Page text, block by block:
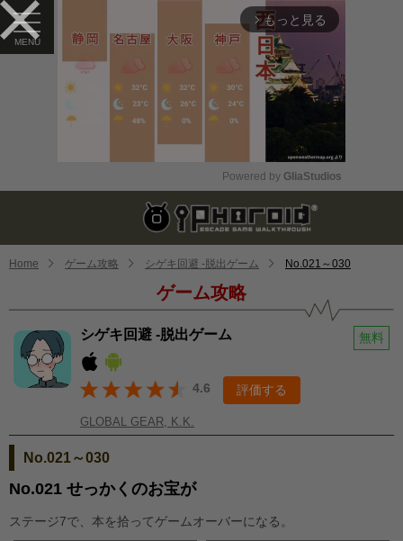
arrow_forward_ios もっと見る
Mute
Powered by GliaStudios
Home ゲーム攻略 シゲキ回避 -脱出ゲーム No.021～030
ゲーム攻略
シゲキ回避 -脱出ゲーム 無料
4.6 評価する
GLOBAL GEAR, K.K.
No.021～030
No.021 せっかくのお宝が
ステージ7で、本を拾ってゲームオーバーになる。